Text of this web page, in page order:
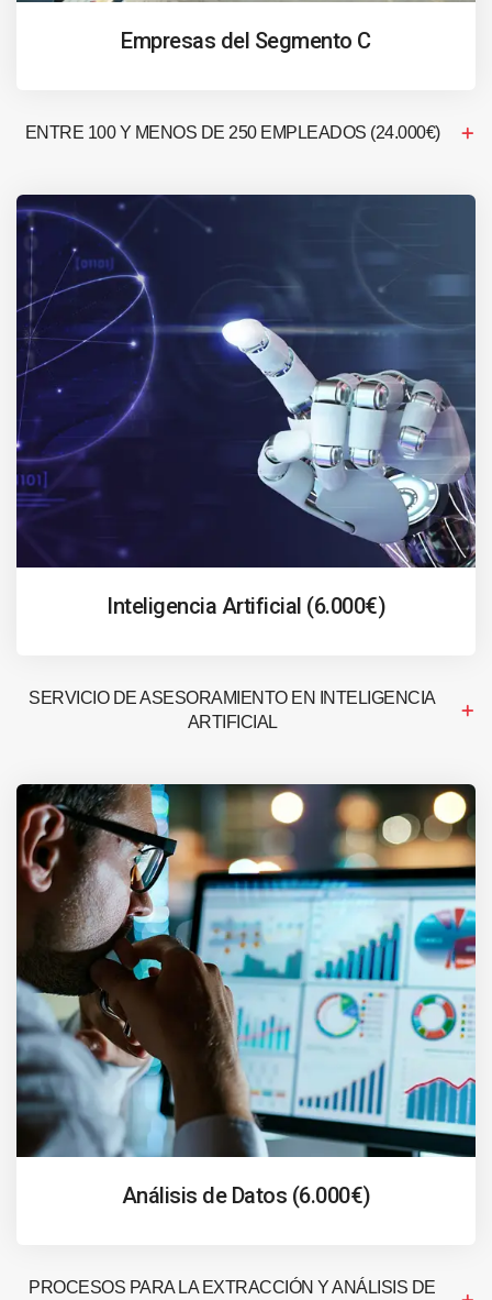
Empresas del Segmento C
ENTRE 100 Y MENOS DE 250 EMPLEADOS (24.000€)
Inteligencia Artificial (6.000€)
SERVICIO DE ASESORAMIENTO EN INTELIGENCIA
ARTIFICIAL
Análisis de Datos (6.000€)
PROCESOS PARA LA EXTRACCIÓN Y ANÁLISIS DE